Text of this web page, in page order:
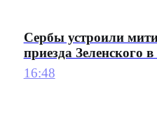
Сербы устроили
приезда Зеленского
16:48